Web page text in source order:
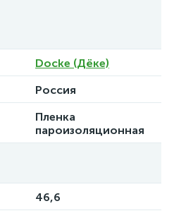
Docke (Дёке)
Россия
Пленка
пароизоляционная
46,6